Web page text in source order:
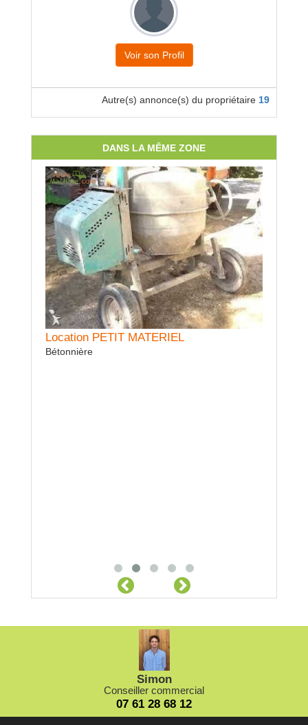
Voir son Profil
Autre(s) annonce(s) du propriétaire 19
DANS LA MÊME ZONE
Location PETIT MATERIEL
Bétonnière
Simon
Conseiller commercial
07 61 28 68 12